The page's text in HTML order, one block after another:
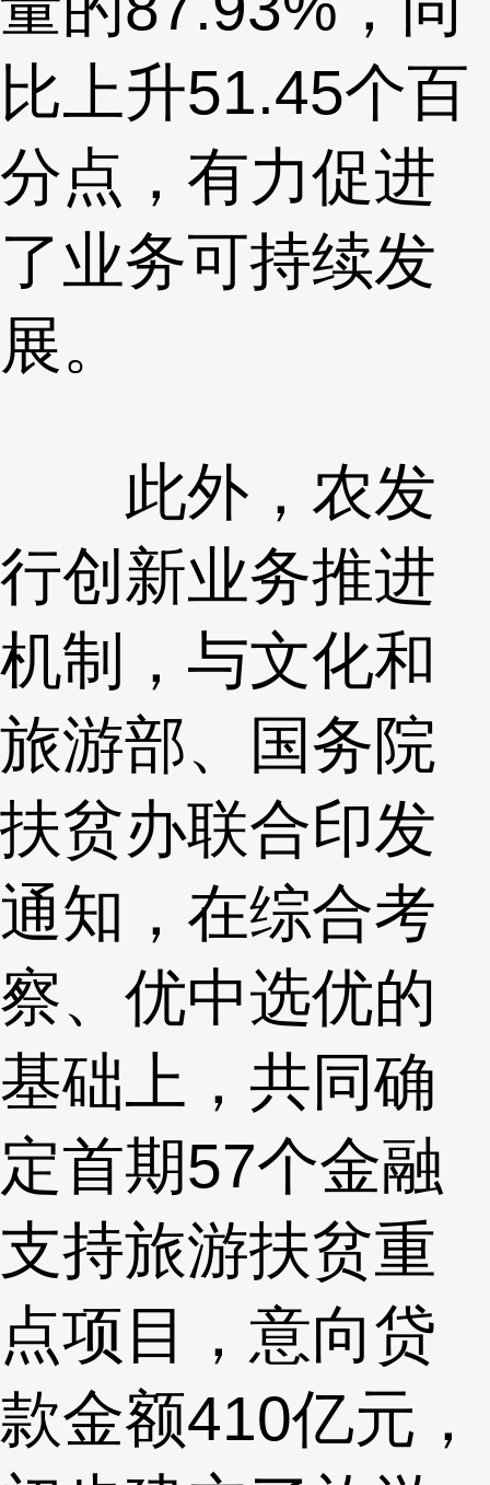
比上升51.45个百
分点，有力促进
了业务可持续发
展。
此外，农发
行创新业务推进
机制，与文化和
旅游部、国务院
扶贫办联合印发
通知，在综合考
察、优中选优的
基础上，共同确
定首期57个金融
支持旅游扶贫重
点项目，意向贷
款金额410亿元，